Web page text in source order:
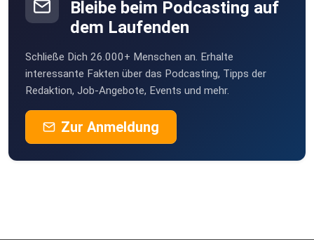
Bleibe beim Podcasting auf
dem Laufenden
Schließe Dich 26.000+ Menschen an. Erhalte
interessante Fakten über das Podcasting, Tipps der
Redaktion, Job-Angebote, Events und mehr.
Zur Anmeldung